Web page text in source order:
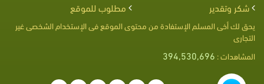
شكر وتقدير
مطلوب للموقع
يحق لك أخى المسلم الإستفادة من محتوى الموقع فى الإستخدام الشخصى غير
التجارى
المشاهدات : 394,530,696